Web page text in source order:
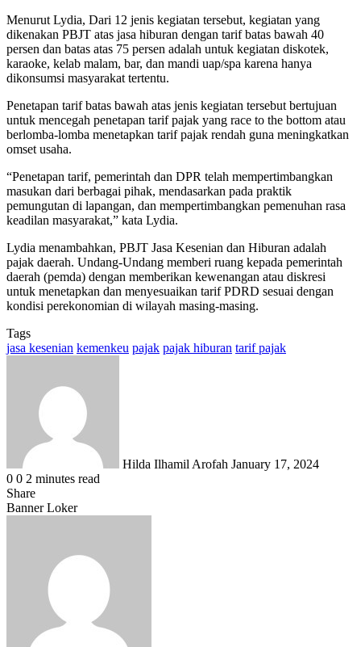
Menurut Lydia, Dari 12 jenis kegiatan tersebut, kegiatan yang
dikenakan PBJT atas jasa hiburan dengan tarif batas bawah 40
persen dan batas atas 75 persen adalah untuk kegiatan diskotek,
karaoke, kelab malam, bar, dan mandi uap/spa karena hanya
dikonsumsi masyarakat tertentu.
Penetapan tarif batas bawah atas jenis kegiatan tersebut bertujuan
untuk mencegah penetapan tarif pajak yang race to the bottom atau
berlomba-lomba menetapkan tarif pajak rendah guna meningkatkan
omset usaha.
“Penetapan tarif, pemerintah dan DPR telah mempertimbangkan
masukan dari berbagai pihak, mendasarkan pada praktik
pemungutan di lapangan, dan mempertimbangkan pemenuhan rasa
keadilan masyarakat,” kata Lydia.
Lydia menambahkan, PBJT Jasa Kesenian dan Hiburan adalah
pajak daerah. Undang-Undang memberi ruang kepada pemerintah
daerah (pemda) dengan memberikan kewenangan atau diskresi
untuk menetapkan dan menyesuaikan tarif PDRD sesuai dengan
kondisi perekonomian di wilayah masing-masing.
Tags
jasa kesenian kemenkeu pajak pajak hiburan tarif pajak
Hilda Ilhamil Arofah January 17, 2024
0 0 2 minutes read
Share
Facebook
X
LinkedIn
WhatsApp
Share
Banner Loker